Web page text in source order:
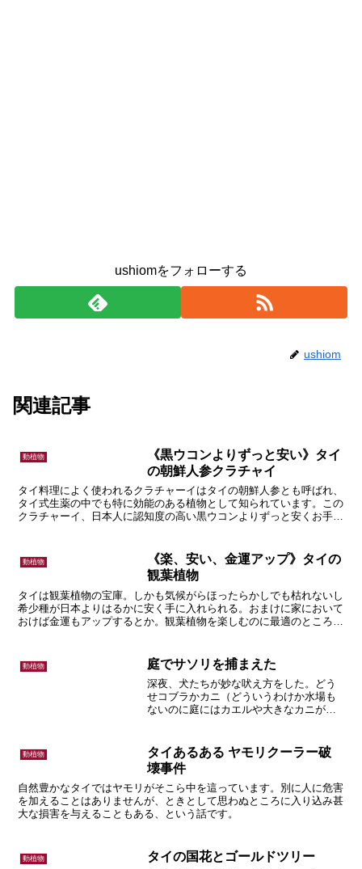
ushiomをフォローする
ushiom
関連記事
動植物
《黒ウコンよりずっと安い》タイ
の朝鮮人参クラチャイ
タイ料理によく使われるクラチャーイはタイの朝鮮人参とも呼ばれ、
タイ式生薬の中でも特に効能のある植物として知られています。この
クラチャーイ、日本人に認知度の高い黒ウコンよりずっと安くお手軽
動植物
《楽、安い、金運アップ》タイの
観葉植物
タイは観葉植物の宝庫。しかも気候がらほったらかしでも枯れないし
希少種が日本よりはるかに安く手に入れられる。おまけに家において
おけば金運もアップするとか。観葉植物を楽しむのに最適のところな
動植物 庭でサソリを捕まえた
深夜、犬たちが妙な吠え方をした。どう
せコブラかカニ（どういうわけか水場も
ないのに庭にはカエルや大きなカニがけ
ビが多く、コブラは年に何度か見かける
けど、サソリを見たのは実...
動植物
タイあるある ヤモリクーラー破
壊事件
自然豊かなタイではヤモリがそこら中を這っています。別に人に危害
を加えることはありませんが、ときとして思わぬところに入り込み甚
大な損害を与えることもある、という話です。
動植物 タイの国花とゴールドツリー